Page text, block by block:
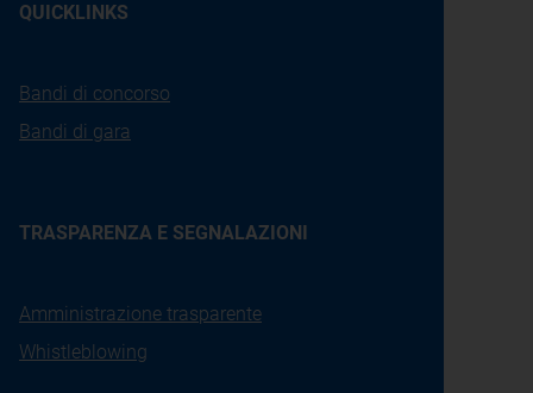
QUICKLINKS
Bandi di concorso
Bandi di gara
TRASPARENZA E SEGNALAZIONI
Amministrazione trasparente
Whistleblowing